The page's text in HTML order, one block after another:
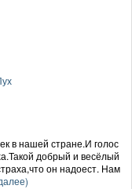
в нашей стране.И голос
добрый и весёлый
он надоест. Нам